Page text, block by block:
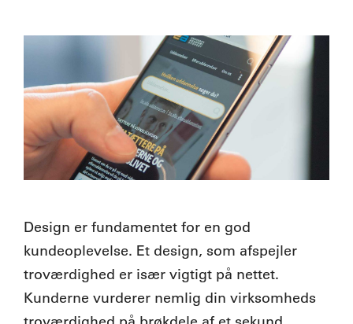
Design er fundamentet for en god
kundeoplevelse. Et design, som afspejler
troværdighed er især vigtigt på nettet.
Kunderne vurderer nemlig din virksomheds